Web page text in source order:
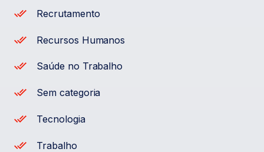
Recrutamento
Recursos Humanos
Saúde no Trabalho
Sem categoria
Tecnologia
Trabalho